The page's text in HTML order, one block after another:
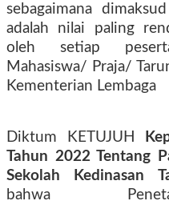
sebagaimana
adalah nilai paling
oleh setiap
Mahasiswa/ Praja/
Kementerian Lembaga
Diktum KETUJUH
Tahun 2022 Tentang
Sekolah Kedinasan
bahwa